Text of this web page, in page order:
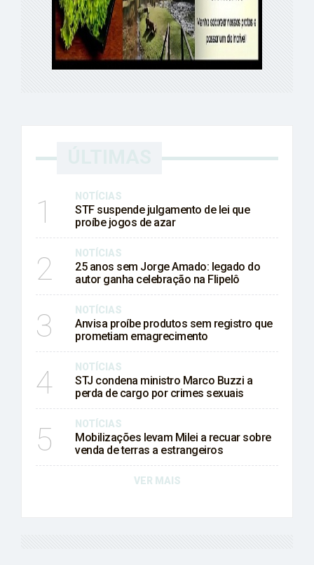
1 NOTÍCIAS
STF suspende julgamento de lei que
proíbe jogos de azar
2 NOTÍCIAS
25 anos sem Jorge Amado: legado do
autor ganha celebração na Flipelô
3 NOTÍCIAS
Anvisa proíbe produtos sem registro que
prometiam emagrecimento
4 NOTÍCIAS
STJ condena ministro Marco Buzzi a
perda de cargo por crimes sexuais
5 NOTÍCIAS
Mobilizações levam Milei a recuar sobre
venda de terras a estrangeiros
VER MAIS